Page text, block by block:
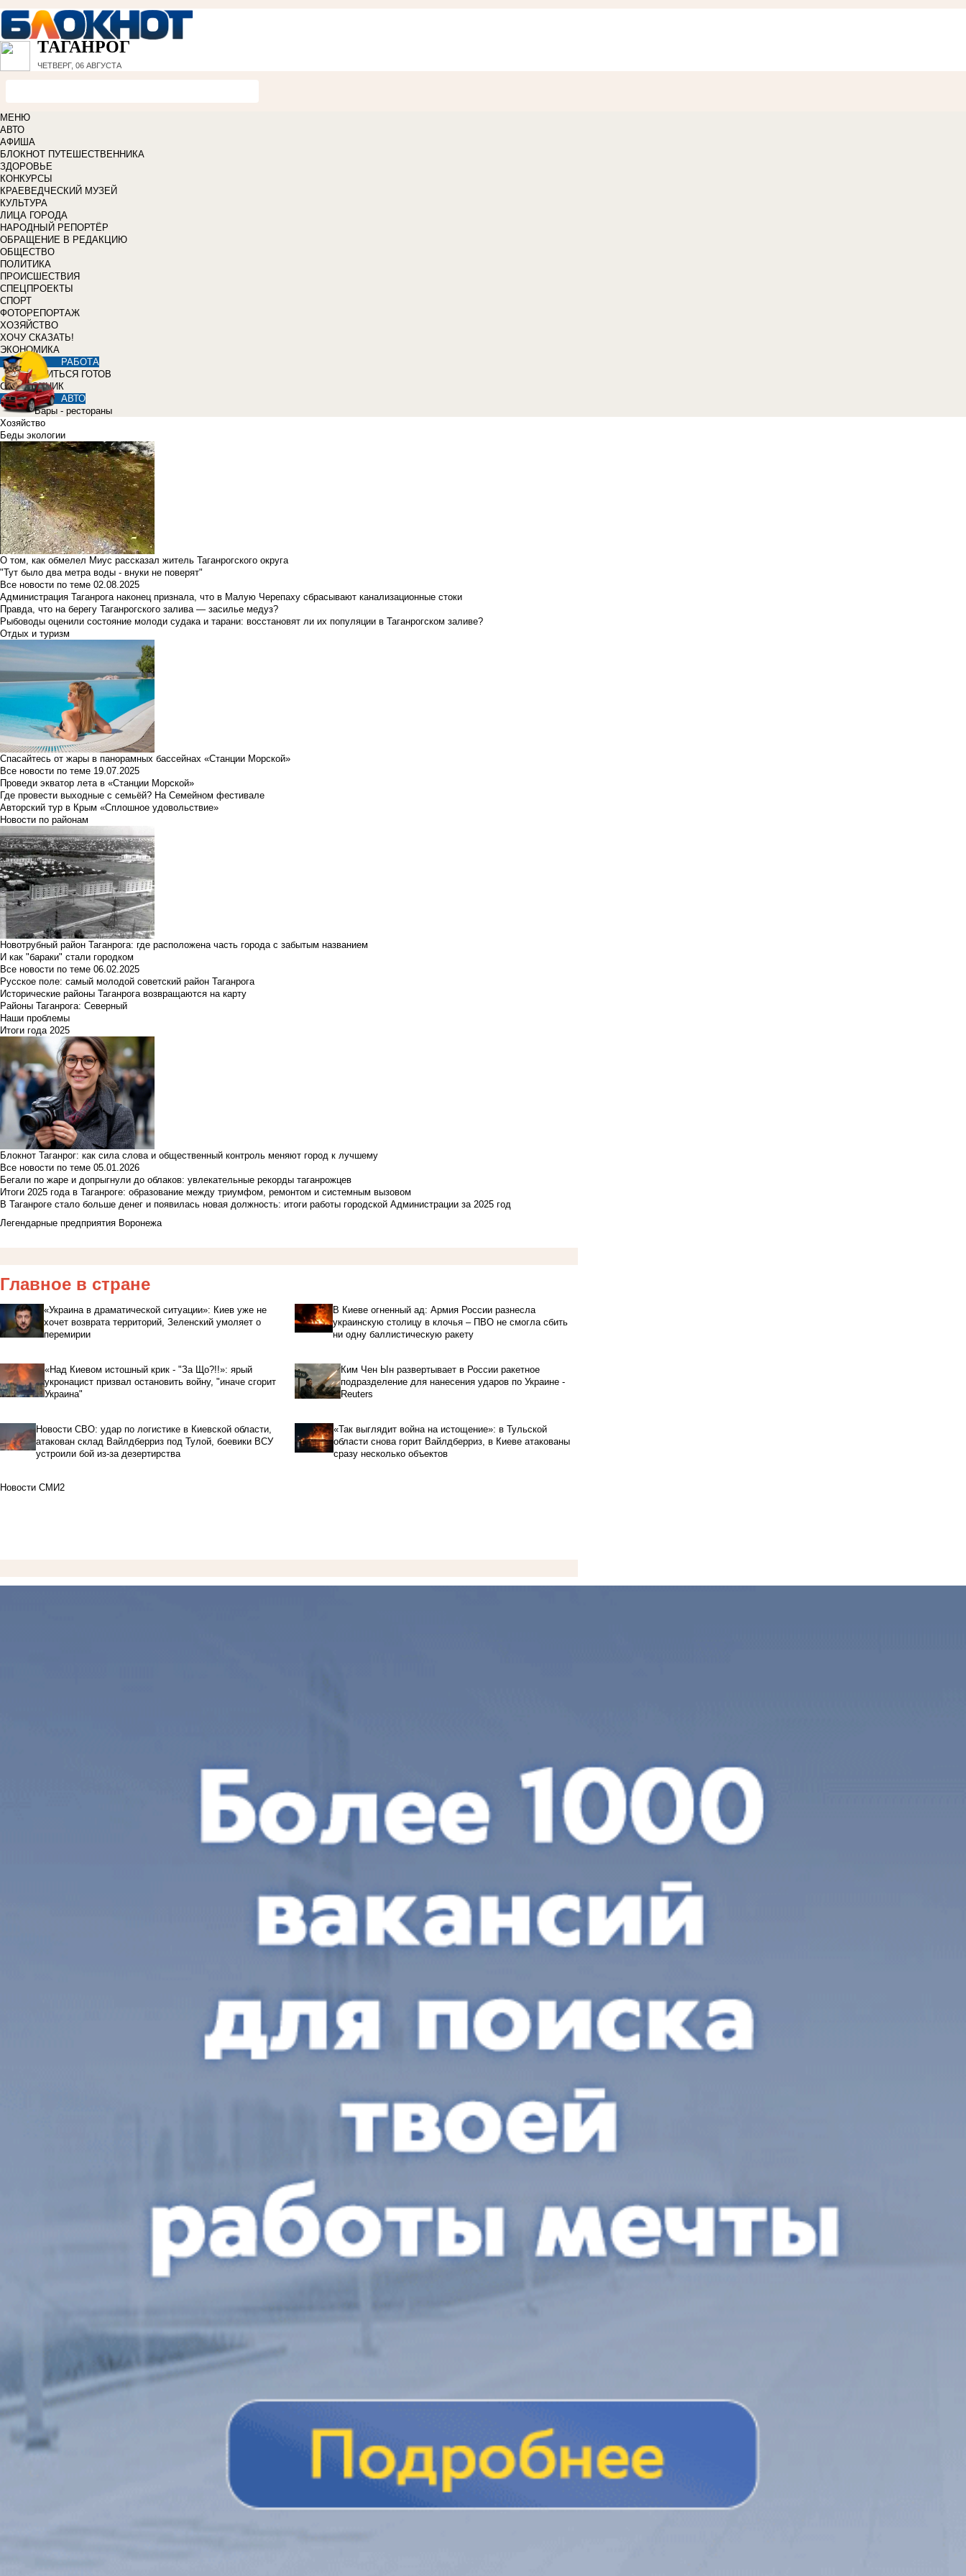
ТАГАНРОГ
ЧЕТВЕРГ, 06 АВГУСТА
МЕНЮ
АВТО
АФИША
БЛОКНОТ ПУТЕШЕСТВЕННИКА
ЗДОРОВЬЕ
КОНКУРСЫ
КРАЕВЕДЧЕСКИЙ МУЗЕЙ
КУЛЬТУРА
ЛИЦА ГОРОДА
НАРОДНЫЙ РЕПОРТЁР
ОБРАЩЕНИЕ В РЕДАКЦИЮ
ОБЩЕСТВО
ПОЛИТИКА
ПРОИСШЕСТВИЯ
СПЕЦПРОЕКТЫ
СПОРТ
ФОТОРЕПОРТАЖ
ХОЗЯЙСТВО
ХОЧУ СКАЗАТЬ!
ЭКОНОМИКА
РАБОТА
УЧИТЬСЯ ГОТОВ
СПРАВОЧНИК
АВТО
Бары - рестораны
Хозяйство
Беды экологии
О том, как обмелел Миус рассказал житель Таганрогского округа
"Тут было два метра воды - внуки не поверят"
Все новости по теме 02.08.2025
Администрация Таганрога наконец признала, что в Малую Черепаху сбрасывают канализационные стоки
Правда, что на берегу Таганрогского залива — засилье медуз?
Рыбоводы оценили состояние молоди судака и тарани: восстановят ли их популяции в Таганрогском заливе?
Отдых и туризм
Спасайтесь от жары в панорамных бассейнах «Станции Морской»
Все новости по теме 19.07.2025
Проведи экватор лета в «Станции Морской»
Где провести выходные с семьёй? На Семейном фестивале
Авторский тур в Крым «Сплошное удовольствие»
Новости по районам
Новотрубный район Таганрога: где расположена часть города с забытым названием
И как "бараки" стали городком
Все новости по теме 06.02.2025
Русское поле: самый молодой советский район Таганрога
Исторические районы Таганрога возвращаются на карту
Районы Таганрога: Северный
Наши проблемы
Итоги года 2025
Блокнот Таганрог: как сила слова и общественный контроль меняют город к лучшему
Все новости по теме 05.01.2026
Бегали по жаре и допрыгнули до облаков: увлекательные рекорды таганрожцев
Итоги 2025 года в Таганроге: образование между триумфом, ремонтом и системным вызовом
В Таганроге стало больше денег и появилась новая должность: итоги работы городской Администрации за 2025 год
Легендарные предприятия Воронежа
Главное в стране
«Украина в драматической ситуации»: Киев уже не
хочет возврата территорий, Зеленский умоляет о
перемирии
В Киеве огненный ад: Армия России разнесла
украинскую столицу в клочья – ПВО не смогла сбить
ни одну баллистическую ракету
«Над Киевом истошный крик - "За Що?!!»: ярый
укронацист призвал остановить войну, "иначе сгорит
Украина"
Ким Чен Ын развертывает в России ракетное
подразделение для нанесения ударов по Украине -
Reuters
Новости СВО: удар по логистике в Киевской области,
атакован склад Вайлдберриз под Тулой, боевики ВСУ
устроили бой из-за дезертирства
«Так выглядит война на истощение»: в Тульской
области снова горит Вайлдберриз, в Киеве атакованы
сразу несколько объектов
Новости СМИ2